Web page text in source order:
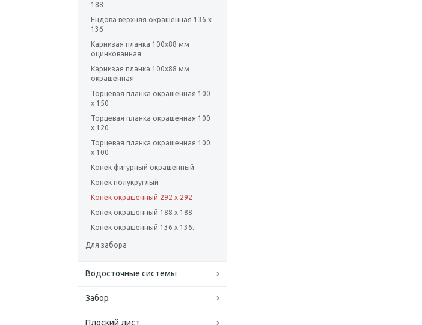
188
Ендова верхняя окрашенная 136 х
136
Карнизая планка 100х88 мм
оцинкованная
Карнизая планка 100х88 мм
окрашенная
Торцевая планка окрашенная 100
х 150
Торцевая планка окрашенная 100
х 120
Торцевая планка окрашенная 100
х 100
Конек фигурный окрашенный
Конек полукруглый
Конек окрашенный 292 х 292
Конек окрашенный 188 х 188
Конек окрашенный 136 х 136.
Для забора
Водосточные системы
Забор
Плоский лист